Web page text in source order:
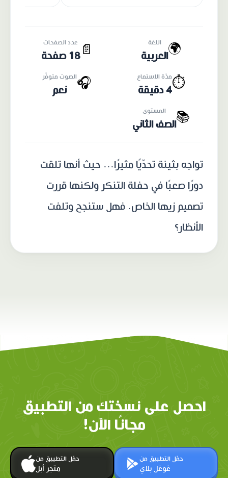
🌍 اللغة
العربية 📄
عدد الصفحات
18 صفحة
⏱️مدّة الاستماع
4 دقيقة
🎧الصوت متوفّر
نعم
📚 المستوى
الصف الثاني
تواجه بثينة تحدّيًا مثيرًا... حيث أنها تلقت
دورًا صعبًا في حفلة التنكر ولكنها قررت
تصميم زيها الخاص. فهل ستنجح وتلفت
الأنظار؟
احصل على نسختك من التطبيق
مجانًا الآن!
حمّل التطبيق من
متجر أبل
حمّل التطبيق من
غوغل بلاي